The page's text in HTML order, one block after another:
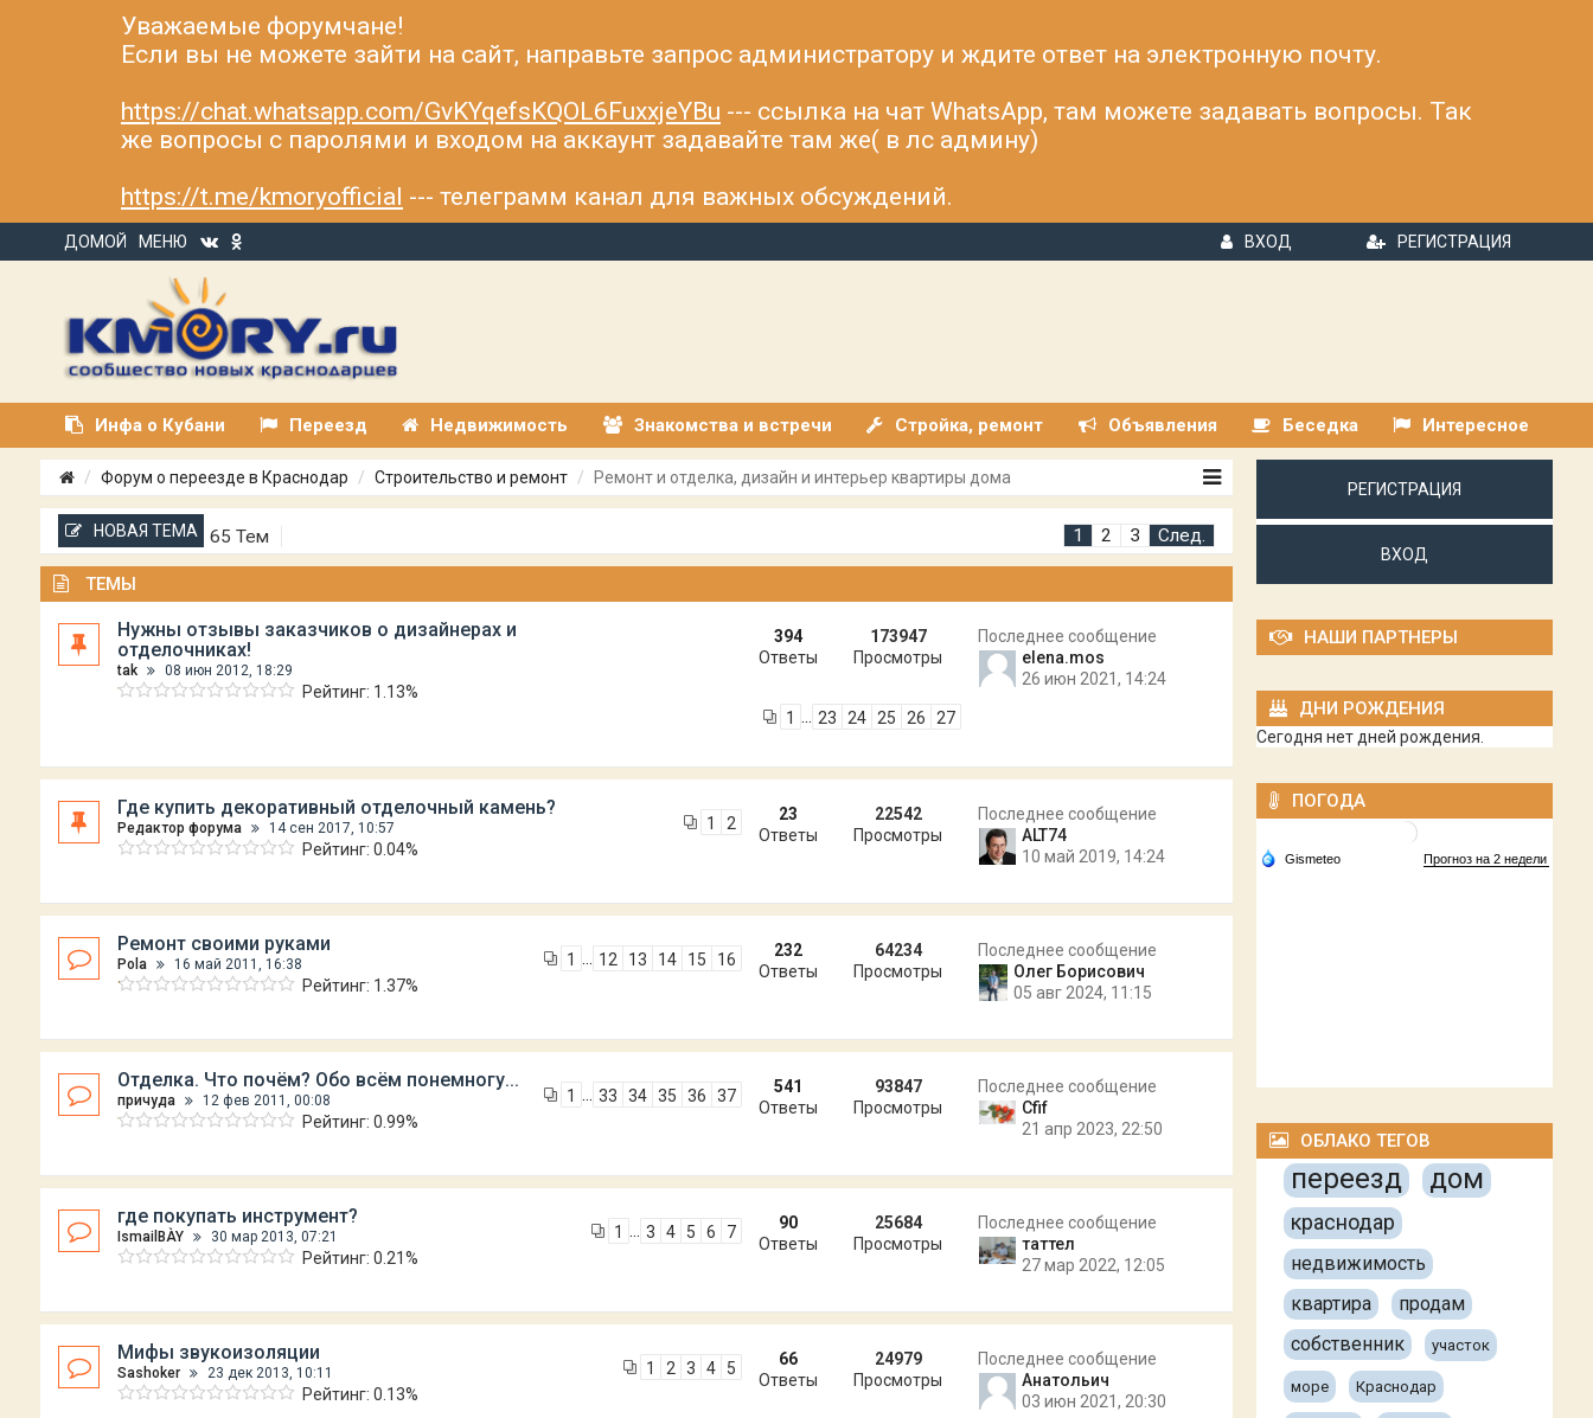
Уважаемые форумчане!
Если вы не можете зайти на сайт, направьте запрос администратору и ждите ответ на электронную почту.
https://chat.whatsapp.com/GvKYqefsKQOL6FuxxjeYBu --- ссылка на чат WhatsApp, там можете задавать вопросы. Так
же вопросы с паролями и входом на аккаунт задавайте там же( в лс админу)
https://t.me/kmoryofficial --- телеграмм канал для важных обсуждений.
ДОМОЙ МЕНЮ ВХОД РЕГИСТРАЦИЯ
Инфа о Кубани Переезд Недвижимость Знакомства и встречи Стройка, ремонт Объявления Беседка Интересное
Форум о переезде в Краснодар Строительство и ремонт Ремонт и отделка, дизайн и интерьер квартиры дома
НОВАЯ ТЕМА 65 Тем 1 2 3 След.
ТЕМЫ
Нужны отзывы заказчиков о дизайнерах и
отделочниках!
tak 08 июн 2012, 18:29
Рейтинг: 1.13%
Последнее сообщение
elena.mos
26 июн 2021, 14:24
394
Ответы
173947
Просмотры
1 23 24 25 26 27
Где купить декоративный отделочный камень?
Редактор форума 14 сен 2017, 10:57
Рейтинг: 0.04%
Последнее сообщение
ALT74
10 май 2019, 14:24
23
Ответы
22542
Просмотры
1 2
Ремонт своими руками
Рola 16 май 2011, 16:38
Рейтинг: 1.37%
Последнее сообщение
Олег Борисович
05 авг 2024, 11:15
232
Ответы
64234
Просмотры
1 12 13 14 15 16
Отделка. Что почём? Обо всём понемногу...
причуда 12 фев 2011, 00:08
Рейтинг: 0.99%
Последнее сообщение
Cfif
21 апр 2023, 22:50
541
Ответы
93847
Просмотры
1 33 34 35 36 37
где покупать инструмент?
IsmailBÀY 30 мар 2013, 07:21
Рейтинг: 0.21%
Последнее сообщение
таттел
27 мар 2022, 12:05
90
Ответы
25684
Просмотры
1 3 4 5 6 7
Мифы звукоизоляции
Sashoker 23 дек 2013, 10:11
Рейтинг: 0.13%
Последнее сообщение
Анатольич
03 июн 2021, 20:30
66
Ответы
24979
Просмотры
1 2 3 4 5
РЕГИСТРАЦИЯ
ВХОД
НАШИ ПАРТНЕРЫ
ДНИ РОЖДЕНИЯ
Сегодня нет дней рождения.
ПОГОДА
ОБЛАКО ТЕГОВ
переезд дом
краснодар
недвижимость
квартира
продам
собственник
участок
море Краснодар